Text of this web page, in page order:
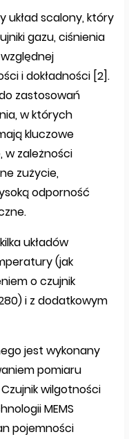
układ scalony, który
gazu, ciśnienia
i dokładności [2].
zastosowań
w których
kluczowe
w zależności
zużycie,
odporność
układów
(jak
o czujnik
i z dodatkowym
jest wykonany
pomiaru
wilgotności
MEMS
pojemności